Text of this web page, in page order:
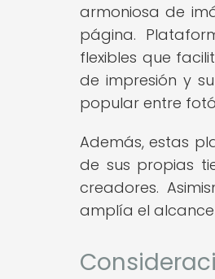
armoniosa de
página.
flexibles que
de impresión y
popular entre
Además, estas
de sus propias
creadores.
amplía el